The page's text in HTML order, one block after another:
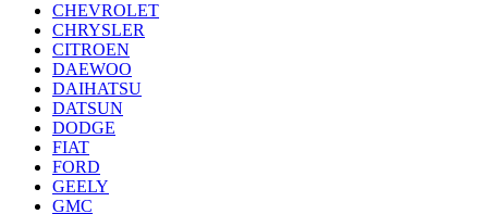
CHEVROLET
CHRYSLER
CITROEN
DAEWOO
DAIHATSU
DATSUN
DODGE
FIAT
FORD
GEELY
GMC